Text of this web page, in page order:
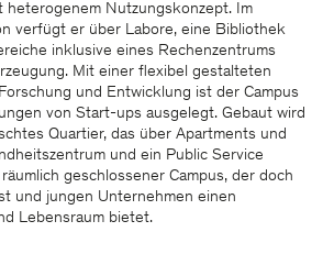
heterogenem Nutzungskonzept. Im
verfügt er über Labore, eine Bibliothek
inklusive eines Rechenzentrums
Mit einer flexibel gestalteten
und Entwicklung ist der Campus
von Start-ups ausgelegt. Gebaut wird
Quartier, das über Apartments und
und ein Public Service
geschlossener Campus, der doch
und jungen Unternehmen einen
Lebensraum bietet.